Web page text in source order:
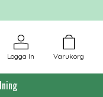
Varukorg
Logga In